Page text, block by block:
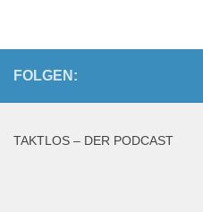
FOLGEN:
TAKTLOS – DER PODCAST